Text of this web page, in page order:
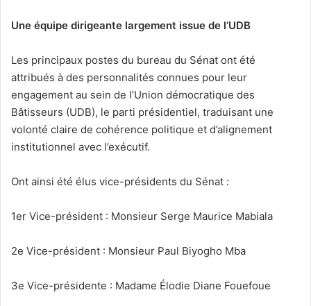
Une équipe dirigeante largement issue de l’UDB
Les principaux postes du bureau du Sénat ont été
attribués à des personnalités connues pour leur
engagement au sein de l’Union démocratique des
Bâtisseurs (UDB), le parti présidentiel, traduisant une
volonté claire de cohérence politique et d’alignement
institutionnel avec l’exécutif.
Ont ainsi été élus vice-présidents du Sénat :
1er Vice-président : Monsieur Serge Maurice Mabiala
2e Vice-président : Monsieur Paul Biyogho Mba
3e Vice-présidente : Madame Élodie Diane Fouefoue